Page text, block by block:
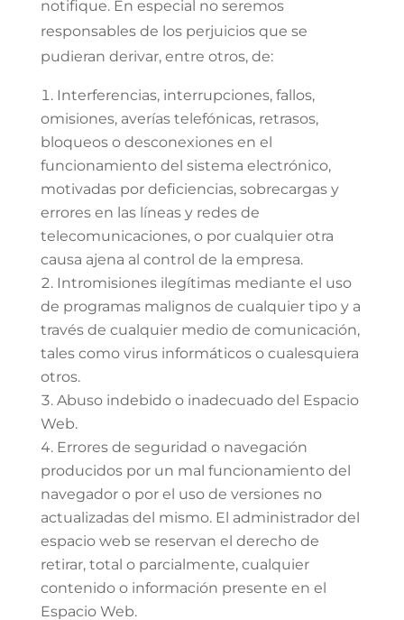
notifique. En especial no seremos
responsables de los perjuicios que se
pudieran derivar, entre otros, de:
Interferencias, interrupciones, fallos,
omisiones, averías telefónicas, retrasos,
bloqueos o desconexiones en el
funcionamiento del sistema electrónico,
motivadas por deficiencias, sobrecargas y
errores en las líneas y redes de
telecomunicaciones, o por cualquier otra
causa ajena al control de la empresa.
Intromisiones ilegítimas mediante el uso
de programas malignos de cualquier tipo y a
través de cualquier medio de comunicación,
tales como virus informáticos o cualesquiera
otros.
Abuso indebido o inadecuado del Espacio
Web.
Errores de seguridad o navegación
producidos por un mal funcionamiento del
navegador o por el uso de versiones no
actualizadas del mismo. El administrador del
espacio web se reservan el derecho de
retirar, total o parcialmente, cualquier
contenido o información presente en el
Espacio Web.